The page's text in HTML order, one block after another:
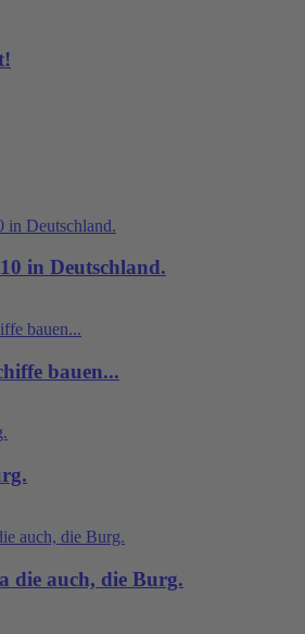
in Deutschland.
bauen...
die auch, die Burg.